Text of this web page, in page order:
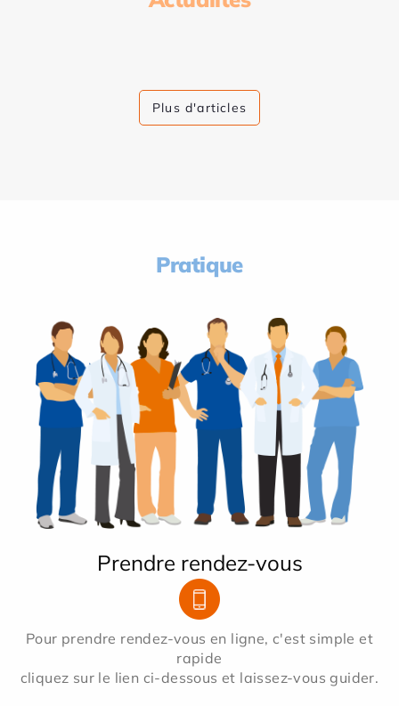
Plus d'articles
Pratique
Prendre rendez-vous
Pour prendre rendez-vous en ligne, c'est simple et
rapide
cliquez sur le lien ci-dessous et laissez-vous guider.